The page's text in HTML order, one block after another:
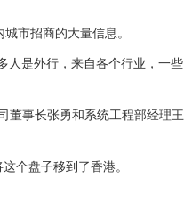
市招商的大量信息。
人是外行，来自各个行业，一些
董事长张勇和系统工程部经理王
个盘子移到了香港。